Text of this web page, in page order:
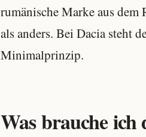
rumänische Marke aus
als anders. Bei Dacia steht
Minimalprinzip.
Was brauche ich